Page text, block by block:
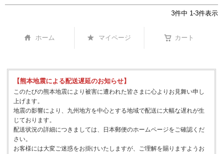
3件中 1-3件表示
ホーム マイページ カート
【熊本地震による配送遅延のお知らせ】
このたびの熊本地震により被害に遭われた皆さまに心よりお見舞い申し
上げます。
地震の影響により、九州地方を中心とする地域で配送に大幅な遅れが生
じております。
配送状況の詳細につきましては、日本郵便のホームページをご確認くだ
さい。
お客様には大変ご迷惑をお掛けいたしますが、ご理解を賜りますようお